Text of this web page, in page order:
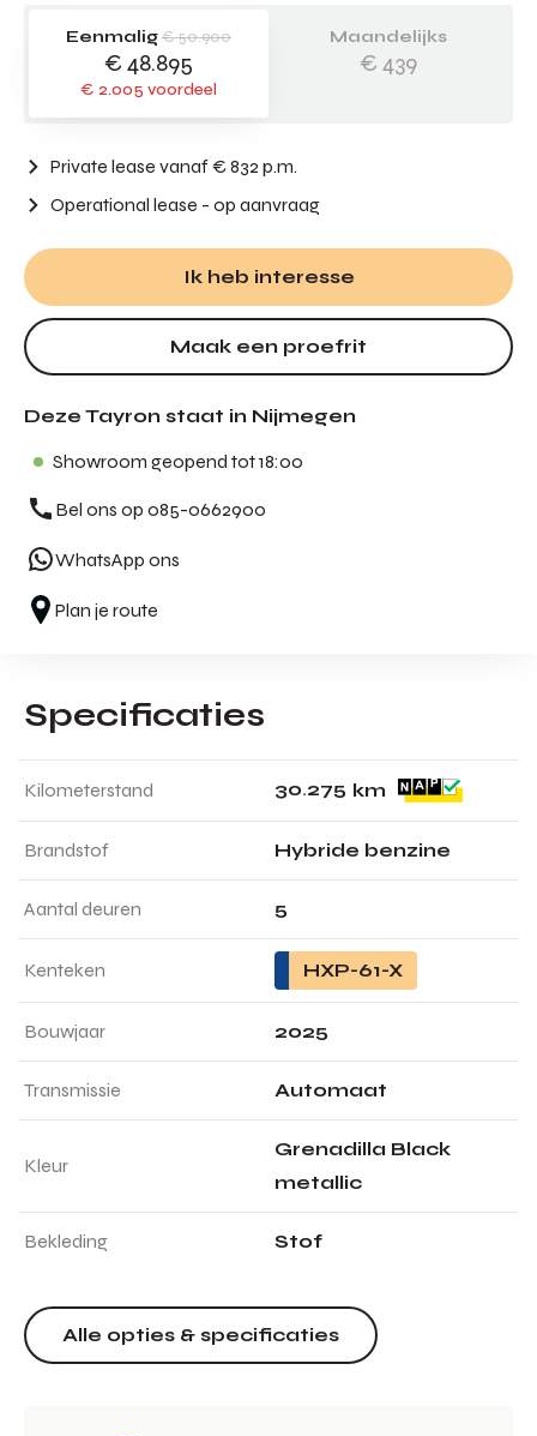
Eenmalig€ 50.900
€ 48.895
€ 2.005 voordeel
Maandelijks
€ 439
Private lease vanaf € 832 p.m.
Operational lease - op aanvraag
Ik heb interesse
Maak een proefrit
Deze Tayron staat in Nijmegen
Showroom geopend tot 18:00
Bel ons op 085-0662900
WhatsApp ons
Plan je route
Specificaties
Kilometerstand 30.275 km
Brandstof Hybride benzine
Aantal deuren 5
Kenteken HXP-61-X
Bouwjaar 2025
Transmissie Automaat
Kleur
Grenadilla Black
metallic
Bekleding Stof
Alle opties & specificaties